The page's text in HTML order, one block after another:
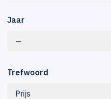
Jaar
—
Trefwoord
Prijs